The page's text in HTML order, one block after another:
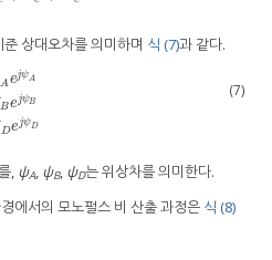
상대오차를 의미하며 식 (7)과 같다.
A ejψA
Be jψB
DejψD
AKB=
(7)
, ψA, ψB, ψD는 위상차를 의미한다.
에서의 모노펄스 비 산출 과정은 식 (8)